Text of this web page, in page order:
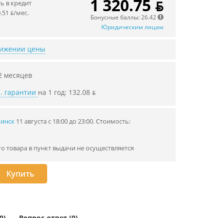
в кредит
ƃ/мec.
1 320.75 ƃ
Бонусные баллы: 26.42
Юридическим лицам
цены
месяцев
гарантии на 1 год: 132.08 ƃ
11 августа с 18:00 до 23:00.Стоимость:
товара в пункт выдачи не осуществляется
Купить